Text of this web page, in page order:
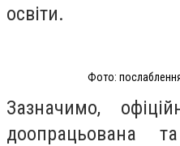
освіти.
Фото:
Зазначимо,
доопрацьована